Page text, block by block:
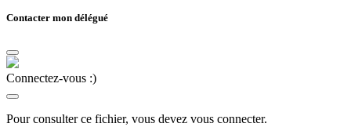
Contacter mon délégué
Connectez-vous :)
Pour consulter ce fichier, vous devez vous connecter.